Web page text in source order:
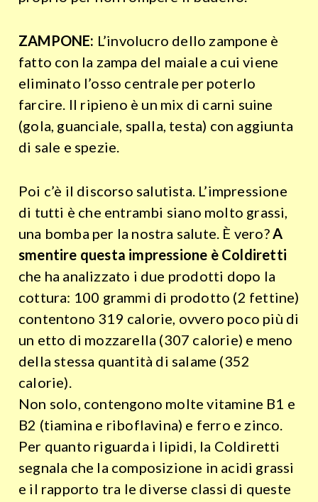
ZAMPONE: L’involucro dello zampone è
fatto con la zampa del maiale a cui viene
eliminato l’osso centrale per poterlo
farcire. Il ripieno è un mix di carni suine
(gola, guanciale, spalla, testa) con aggiunta
di sale e spezie.
Poi c’è il discorso salutista. L’impressione
di tutti è che entrambi siano molto grassi,
una bomba per la nostra salute. È vero?A
smentire questa impressione è Coldiretti
che ha analizzato i due prodotti dopo la
cottura: 100 grammi di prodotto (2 fettine)
contentono 319 calorie, ovvero poco più di
un etto di mozzarella (307 calorie) e meno
della stessa quantità di salame (352
calorie).
Non solo, contengono molte vitamine B1 e
B2 (tiamina e riboflavina) e ferro e zinco.
Per quanto riguarda i lipidi, la Coldiretti
segnala che la composizione in acidi grassi
e il rapporto tra le diverse classi di queste